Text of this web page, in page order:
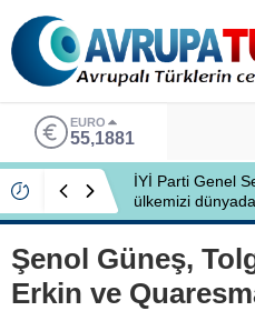
EURO
55,1881
İYİ Parti Genel
ülkemizi
Şenol Güneş,
Erkin ve